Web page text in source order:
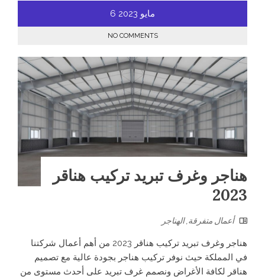
مايو 6 2023
NO COMMENTS
هناجر وغرف تبريد تركيب هناقر
2023
أعمال متفرقة,الهناجر
هناجر وغرف تبريد تركيب هناقر 2023 من أهم أعمال شركتنا
في المملكة حيث نوفر تركيب هناجر بجودة عالية مع تصميم
هناقر لكافة الأغراض ونصمم غرف تبريد على أحدث مستوى من